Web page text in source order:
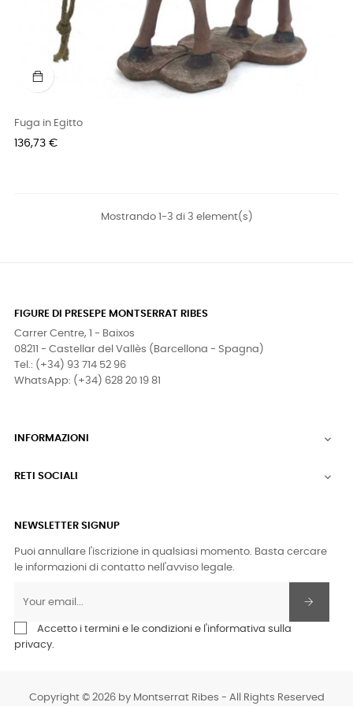
Fuga in Egitto
Prezzo
136,73 €
Mostrando 1-3 di 3 element(s)
FIGURE DI PRESEPE MONTSERRAT RIBES
Carrer Centre, 1 - Baixos
08211 - Castellar del Vallès (Barcellona - Spagna)
Tel.: (+34) 93 714 52 96
WhatsApp: (+34) 628 20 19 81
INFORMAZIONI 
RETI SOCIALI 
NEWSLETTER SIGNUP
Puoi annullare l'iscrizione in qualsiasi momento. Basta cercare
le informazioni di contatto nell'avviso legale.
Accetto i termini e le condizioni e l'informativa sulla
privacy.
Copyright © 2026 by Montserrat Ribes - All Rights Reserved